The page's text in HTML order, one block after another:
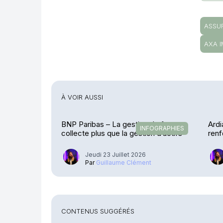
AXA
À VOIR AUSSI
INFOGRAPHIES
BNP Paribas – La gestion de fortune
collecte plus que la gestion d’actifs
Jeudi 23 Juillet 2026
Par Guillaume Clément
CONTENUS SUGGÉRÉS